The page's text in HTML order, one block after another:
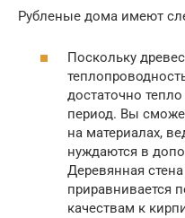
Рубленые дома имеют
Поскольку
достаточно
период. Вы
на материалах,
нуждаются в
Деревянная
приравнивается
качествам к